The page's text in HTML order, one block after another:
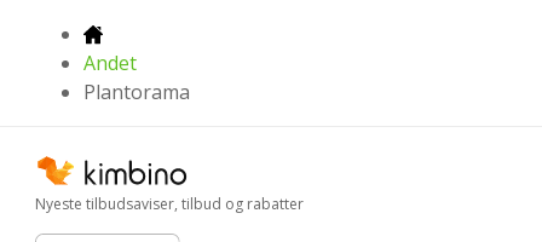
Andet
Plantorama
Nyeste tilbudsaviser, tilbud og rabatter